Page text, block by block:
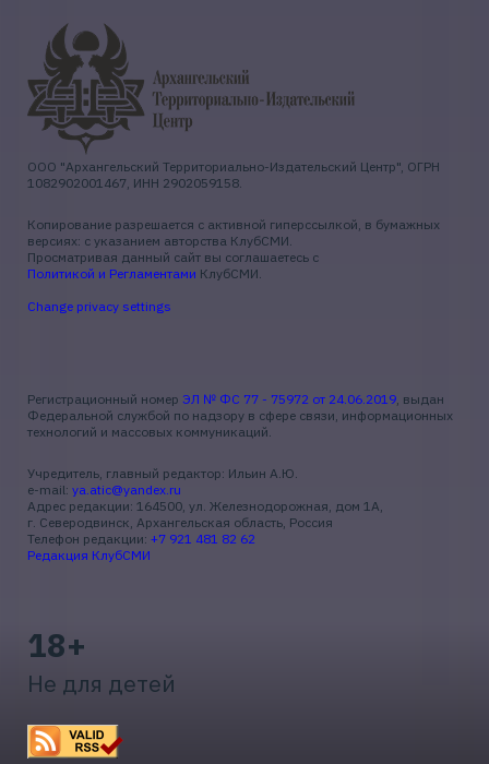
ООО "Архангельский Территориально-Издательский Центр", ОГРН
1082902001467, ИНН 2902059158.
Копирование разрешается с активной гиперссылкой, в бумажных
версиях: с указанием авторства КлубСМИ.
Просматривая данный сайт вы соглашаетесь с
Политикой и Регламентами КлубСМИ.
Change privacy settings
Регистрационный номер ЭЛ № ФС 77 - 75972 от 24.06.2019, выдан
Федеральной службой по надзору в сфере связи, информационных
технологий и массовых коммуникаций.
Учредитель, главный редактор: Ильин А.Ю.
e-mail: ya.atic@yandex.ru
Адрес редакции: 164500, ул. Железнодорожная, дом 1А,
г. Северодвинск, Архангельская область, Россия
Телефон редакции: +7 921 481 82 62
Редакция КлубСМИ
18+
Не для детей